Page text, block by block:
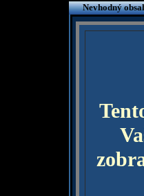
Nevhodný